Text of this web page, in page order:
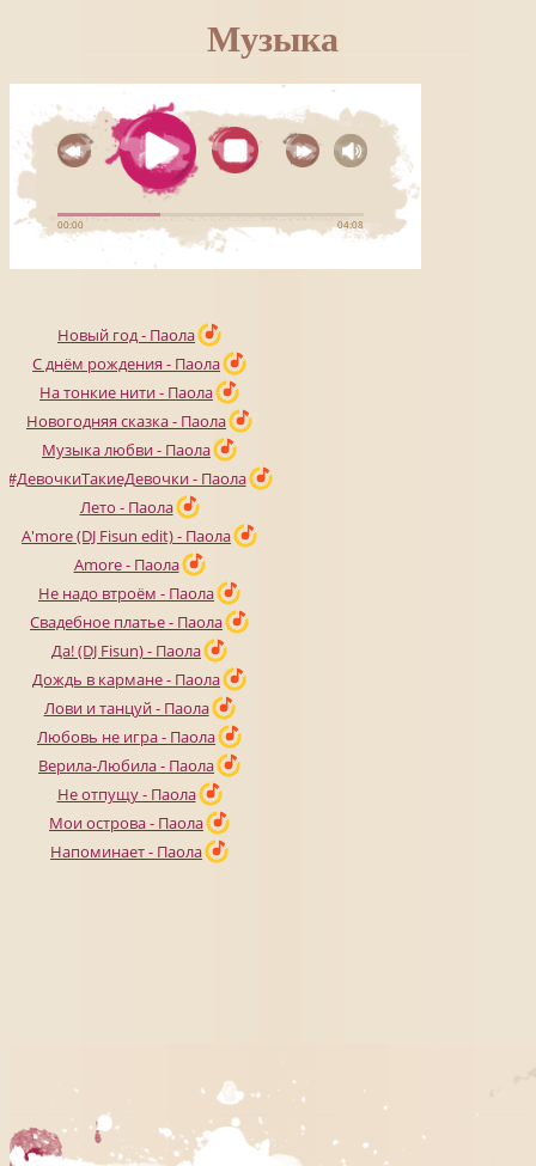
Музыка
Новый год - Паола
С днём рождения - Паола
На тонкие нити - Паола
Новогодняя сказка - Паола
Музыка любви - Паола
#ДевочкиТакиеДевочки - Паола
Лето - Паола
A'more (DJ Fisun edit) - Паола
Amore - Паола
Не надо втроём - Паола
Свадебное платье - Паола
Да! (DJ Fisun) - Паола
Дождь в кармане - Паола
Лови и танцуй - Паола
Любовь не игра - Паола
Верила-Любила - Паола
Не отпущу - Паола
Мои острова - Паола
Напоминает - Паола